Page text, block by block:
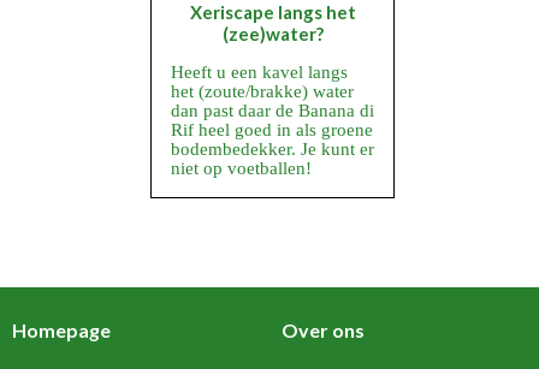
Xeriscape langs het
(zee)water?
Heeft u een kavel langs
het (zoute/brakke) water
dan past daar de Banana di
Rif heel goed in als groene
bodembedekker. Je kunt er
niet op voetballen!
Homepage Over ons